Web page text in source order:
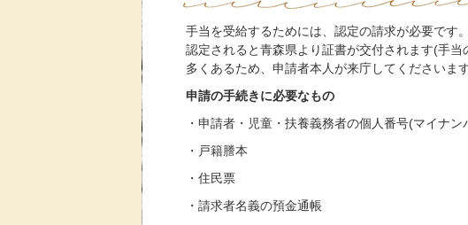
手当を受給するためには、認定の請求が必要です
認定されると青森県より証書が交付されます(手
多くあるため、申請者本人が来庁してくださいま
申請の手続きに必要なもの
・申請者・児童・扶養義務者の個人番号(マイナ
・戸籍謄本
・住民票
・請求者名義の預金通帳